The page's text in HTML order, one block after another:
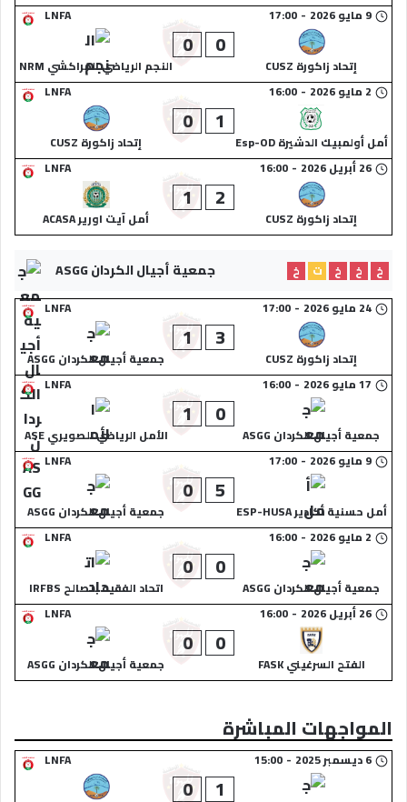
LNFA
9 مايو 2026 -
17:00
إتحاد زاكورة CUSZ
0
0
النجم الرياضي المراكشي NRM
LNFA
2 مايو 2026 -
16:00
أمل أولمبيك الدشيرة Esp-OD
1
0
إتحاد زاكورة CUSZ
LNFA
26 أبريل 2026 -
16:00
إتحاد زاكورة CUSZ
2
1
أمل آيت اورير ACASA
جمعية أجيال الكردان ASGG خ خ خ ت
خ
LNFA
24 مايو 2026 -
17:00
إتحاد زاكورة CUSZ
3
1
جمعية أجيال الكردان ASGG
LNFA
17 مايو 2026 -
16:00
جمعية أجيال الكردان ASGG
0
1
الأمل الرياضي الصويري ASE
LNFA
9 مايو 2026 -
17:00
أمل حسنية أكادير ESP-HUSA
5
0
جمعية أجيال الكردان ASGG
LNFA
2 مايو 2026 -
16:00
جمعية أجيال الكردان ASGG
0
0
اتحاد الفقيه بنصالح IRFBS
LNFA
26 أبريل 2026 -
16:00
الفتح السرغيني FASK
0
0
جمعية أجيال الكردان ASGG
المواجهات المباشرة
LNFA 6 ديسمبر 2025 -
15:00
1
0